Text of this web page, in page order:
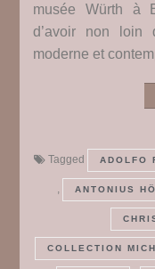
musée Würth à
d’avoir non loin
moderne et
Tagged ADOLFO
, ANTONIUS
COLLECTION